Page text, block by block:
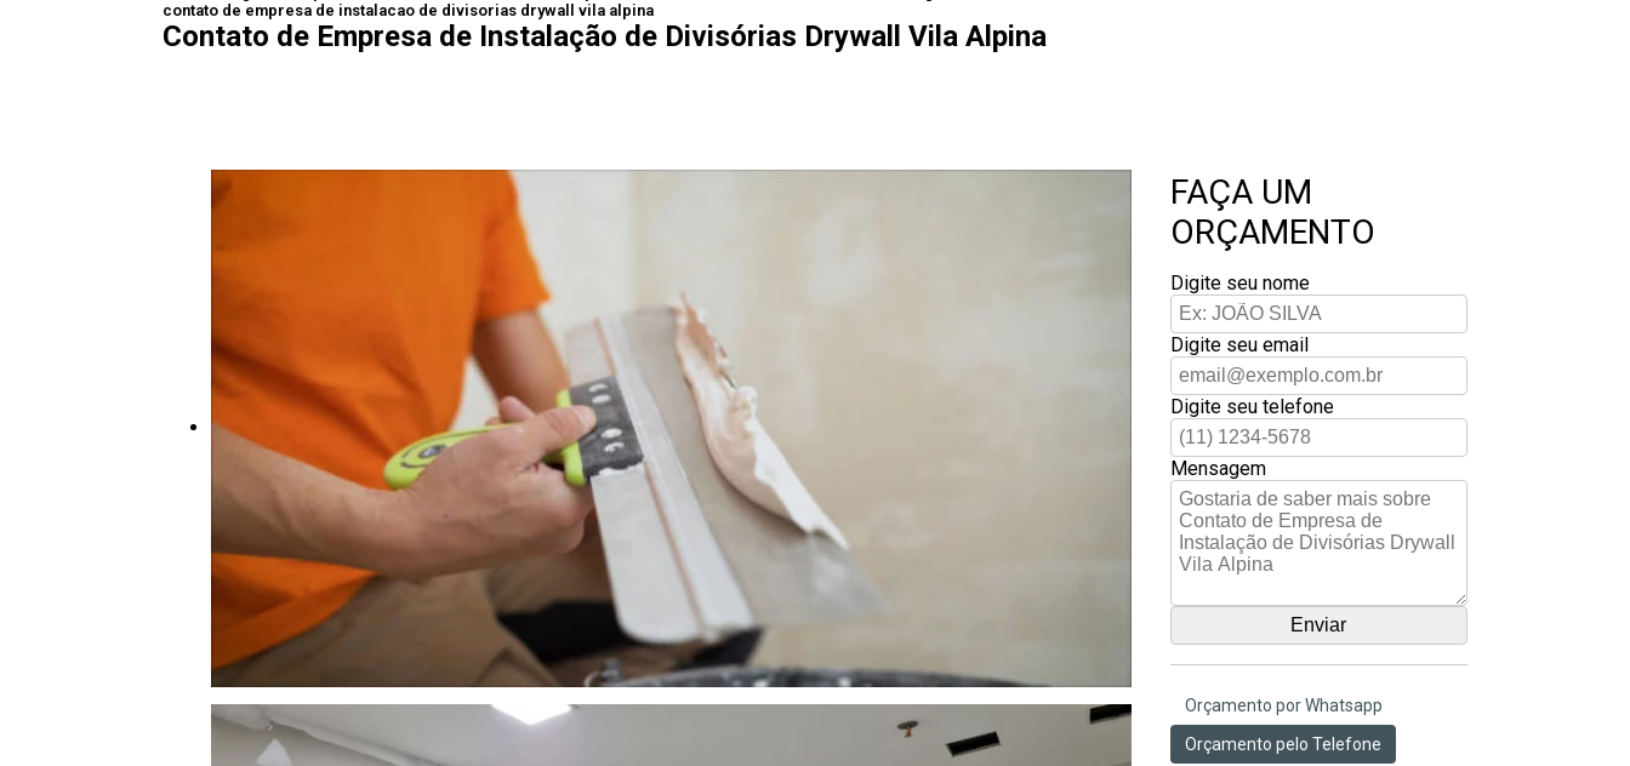
contato de empresa de instalacao de divisorias drywall vila alpina
Contato de Empresa de Instalação de Divisórias Drywall Vila Alpina
FAÇA UM
ORÇAMENTO
Digite seu nome
Digite seu email
Digite seu telefone
Mensagem
Orçamento por Whatsapp
Orçamento pelo Telefone